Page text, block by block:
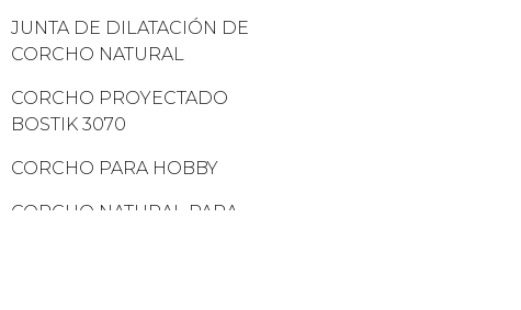
JUNTA DE DILATACIÓN DE
CORCHO NATURAL
CORCHO PROYECTADO
BOSTIK 3070
CORCHO PARA HOBBY
CORCHO NATURAL PARA